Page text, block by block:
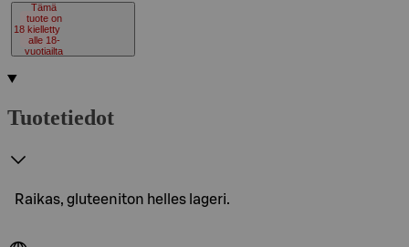
18
Tämä
tuote on
kielletty
alle 18-
vuotiailta
Tuotetiedot
Raikas, gluteeniton helles lageri.